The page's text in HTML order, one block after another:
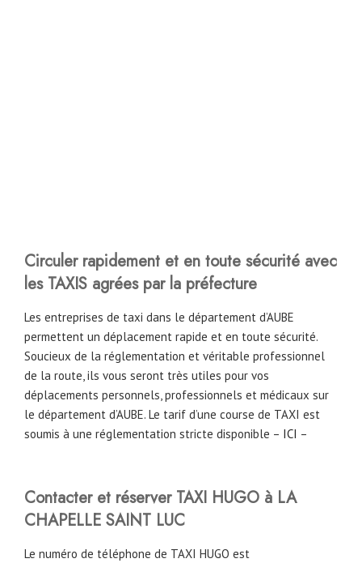
Circuler rapidement et en toute sécurité avec
les TAXIS agrées par la préfecture
Les entreprises de taxi dans le département d’AUBE
permettent un déplacement rapide et en toute sécurité.
Soucieux de la réglementation et véritable professionnel
de la route, ils vous seront très utiles pour vos
déplacements personnels, professionnels et médicaux sur
le département d’AUBE. Le tarif d’une course de TAXI est
soumis à une réglementation stricte disponible – ICI –
Contacter et réserver TAXI HUGO à LA
CHAPELLE SAINT LUC
Le numéro de téléphone de TAXI HUGO est